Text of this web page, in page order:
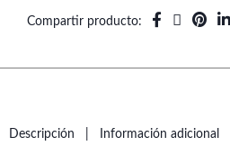
Compartir producto
Descripción Información adicional